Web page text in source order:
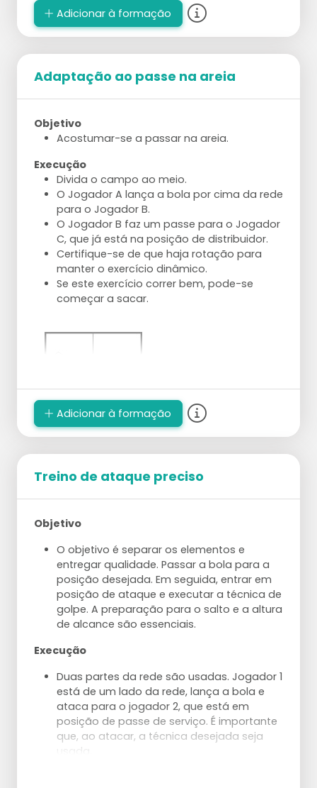
posição de bloqueio.
Varie com os alvos do levantamento;
aumente ou diminua a distância até o alvo,
mova o alvo por levantamento.
Almeje 5 passes e levantamentos perfeitos
consecutivos.
Envolva o parceiro dando feedback ou
Adicionar à formação
Adaptação ao passe na areia
Objetivo
Acostumar-se a passar na areia.
Execução
Divida o campo ao meio.
O Jogador A lança a bola por cima da rede
para o Jogador B.
O Jogador B faz um passe para o Jogador
C, que já está na posição de distribuidor.
Certifique-se de que haja rotação para
manter o exercício dinâmico.
Se este exercício correr bem, pode-se
começar a sacar.
Adicionar à formação
Treino de ataque preciso
Objetivo
O objetivo é separar os elementos e
entregar qualidade. Passar a bola para a
posição desejada. Em seguida, entrar em
posição de ataque e executar a técnica de
golpe. A preparação para o salto e a altura
de alcance são essenciais.
Execução
Duas partes da rede são usadas. Jogador 1
está de um lado da rede, lança a bola e
ataca para o jogador 2, que está em
posição de passe de serviço. É importante
que, ao atacar, a técnica desejada seja
usada.